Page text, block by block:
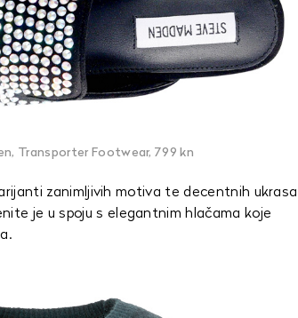
Transporter Footwear, 799 kn
zanimljivih motiva te decentnih ukrasa
je u spoju s elegantnim hlačama koje